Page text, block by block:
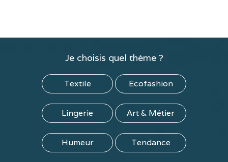
Je choisis quel thème ?
Textile Ecofashion
Lingerie Art & Métier
Humeur Tendance